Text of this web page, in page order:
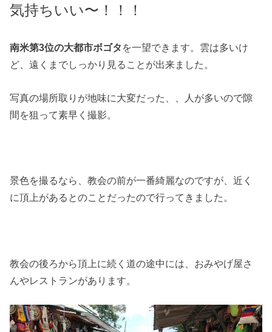
気持ちいい〜！！！
南米第3位の大都市ボゴタ を一望できます。雲は多いけ
ど、遠くまでしっかり見ることが出来ました。
写真の場所取りが地味に大変だった、、人が多いので隙
間を狙って素早く撮影。
景色を撮るなら、教会の前が一番綺麗なのですが、近く
に頂上があるとのことだったので行ってきました。
教会の後ろから頂上に続く道の途中には、おみやげ屋さ
んやレストランがあります。